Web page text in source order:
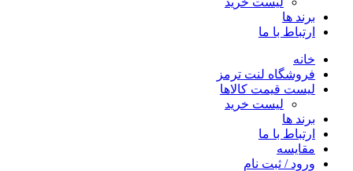
برند ها
ارتباط با ما
خانه
فروشگاه لنت ترمز
لیست قیمت کالاها
لیست خرید
برند ها
ارتباط با ما
مقایسه
ورود / ثبت نام